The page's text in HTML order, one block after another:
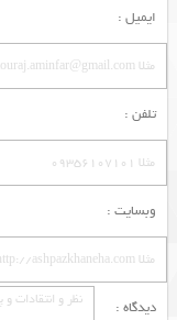
ایمیل :
تلفن :
وبسایت :
دیدگاه :